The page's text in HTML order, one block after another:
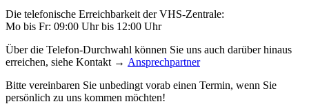
Die telefonische Erreichbarkeit der VHS-Zentrale:
Mo bis Fr: 09:00 Uhr bis 12:00 Uhr
Über die Telefon-Durchwahl können Sie uns auch darüber hinaus
erreichen, siehe Kontakt → Ansprechpartner
Bitte vereinbaren Sie unbedingt vorab einen Termin, wenn Sie
persönlich zu uns kommen möchten!